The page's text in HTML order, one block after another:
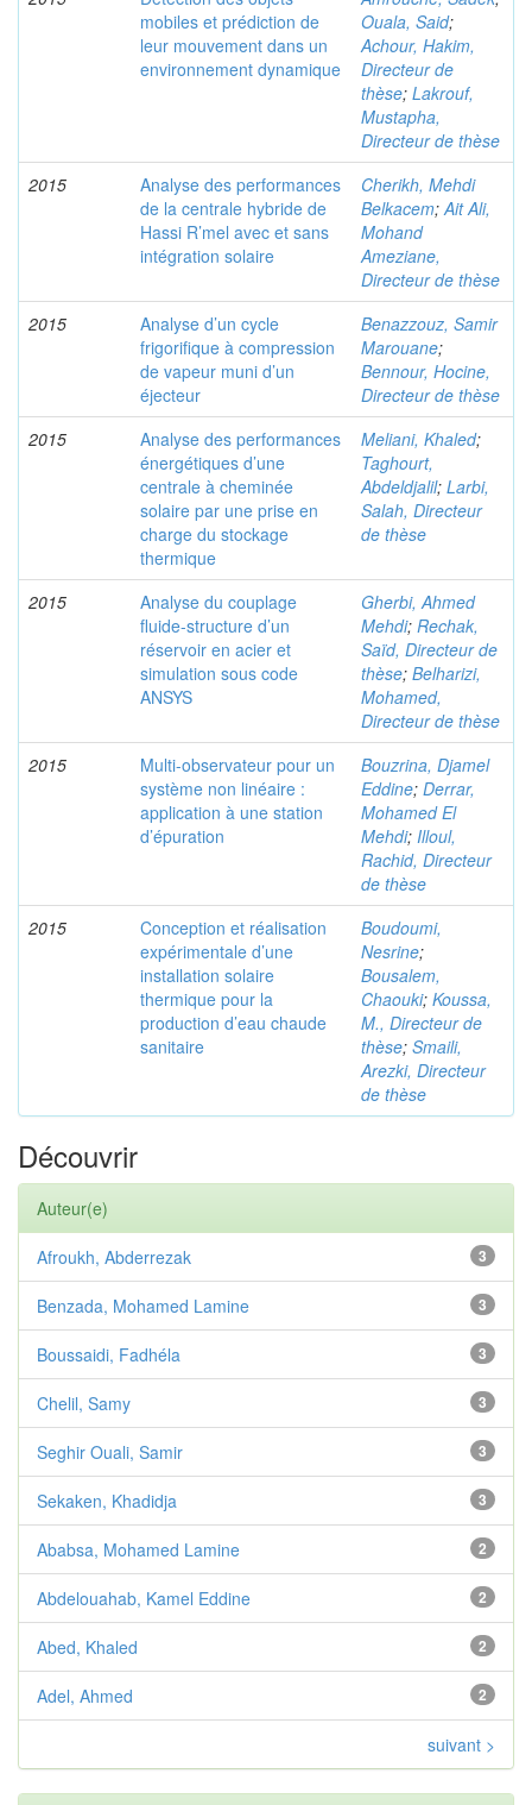
mobiles et prédiction de
leur mouvement dans un
environnement dynamique
Ouala, Said;
Achour, Hakim,
Directeur de
thèse; Lakrouf,
Mustapha,
Directeur de thèse
2015
Analyse des performances
de la centrale hybride de
Hassi R’mel avec et sans
intégration solaire
Cherikh, Mehdi
Belkacem;Ait Ali,
Mohand
Ameziane,
Directeur de thèse
2015
Analyse d’un cycle
frigorifique à compression
de vapeur muni d’un
éjecteur
Benazzouz, Samir
Marouane;
Bennour, Hocine,
Directeur de thèse
2015
Analyse des performances
énergétiques d’une
centrale à cheminée
solaire par une prise en
charge du stockage
thermique
Meliani, Khaled;
Taghourt,
Abdeldjalil; Larbi,
Salah, Directeur
de thèse
2015
Analyse du couplage
fluide-structure d’un
réservoir en acier et
simulation sous code
ANSYS
Gherbi, Ahmed
Mehdi; Rechak,
Saïd, Directeur de
thèse; Belharizi,
Mohamed,
Directeur de thèse
2015
Multi-observateur pour un
système non linéaire :
application à une station
d’épuration
Bouzrina, Djamel
Eddine; Derrar,
Mohamed El
Mehdi; Illoul,
Rachid, Directeur
de thèse
2015
Conception et réalisation
expérimentale d’une
installation solaire
thermique pour la
production d’eau chaude
sanitaire
Boudoumi,
Nesrine;
Bousalem,
Chaouki; Koussa,
M., Directeur de
thèse; Smaili,
Arezki, Directeur
de thèse
Découvrir
Auteur(e)
3
Afroukh, Abderrezak
3
Benzada, Mohamed Lamine
3
Boussaidi, Fadhéla
3
Chelil, Samy
3
Seghir Ouali, Samir
3
Sekaken, Khadidja
2
Ababsa, Mohamed Lamine
2
Abdelouahab, Kamel Eddine
2
Abed, Khaled
2
Adel, Ahmed
suivant >